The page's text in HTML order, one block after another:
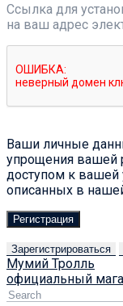
Ссылка для
на ваш адрес
Ваши личные
упрощения вашей
доступом к вашей
описанных в
Регистрация
Зарегистрироваться
Мумий Тролль
официальный